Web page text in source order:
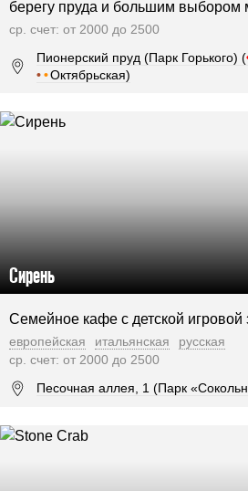
берегу пруда и большим выбором
ср. счет: от 2000 до 2500
Пионерский пруд (Парк Горького) (
••Октябрьская)
Сирень
Семейное кафе c детской игровой
европейская итальянская
русская
ср. счет: от 2000 до 2500
Песочная аллея, 1 (Парк